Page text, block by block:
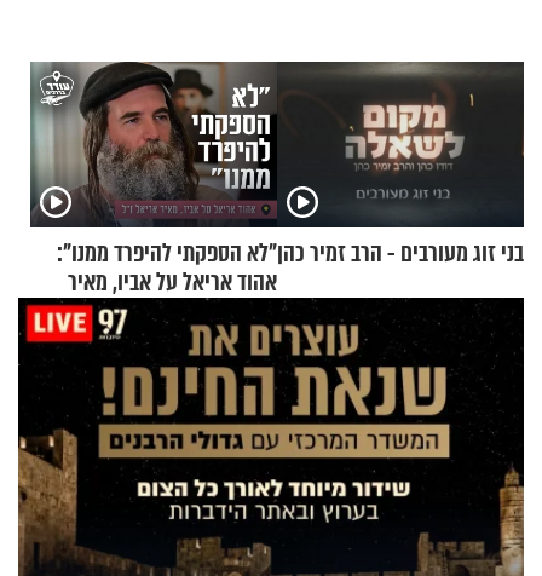
בני זוג מעורבים - הרב זמיר כהן"לא הספקתי להיפרד ממנו":
אהוד אריאל על אביו, מאיר
אריאל ז"ל